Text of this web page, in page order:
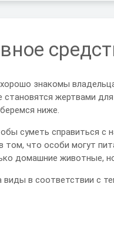
хорошо знакомы
жертвами
ниже.
суметь справиться с
том, что особи могут
домашние животные,
в соответствии с